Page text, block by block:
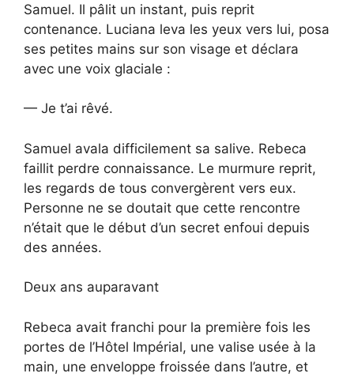
Samuel. Il pâlit un instant, puis reprit
contenance. Luciana leva les yeux vers lui, posa
ses petites mains sur son visage et déclara
avec une voix glaciale :
— Je t’ai rêvé.
Samuel avala difficilement sa salive. Rebeca
faillit perdre connaissance. Le murmure reprit,
les regards de tous convergèrent vers eux.
Personne ne se doutait que cette rencontre
n’était que le début d’un secret enfoui depuis
des années.
Deux ans auparavant
Rebeca avait franchi pour la première fois les
portes de l’Hôtel Impérial, une valise usée à la
main, une enveloppe froissée dans l’autre, et